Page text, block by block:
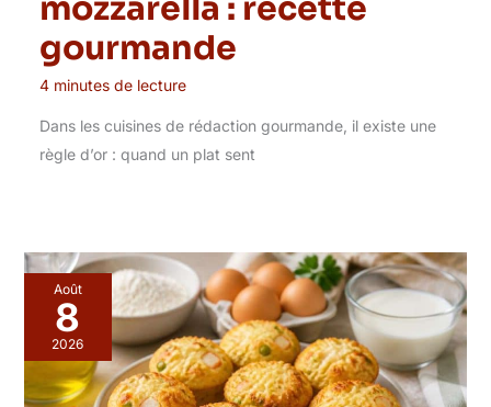
mozzarella : recette
gourmande
4 minutes de lecture
Dans les cuisines de rédaction gourmande, il existe une
règle d’or : quand un plat sent
Août
8
2026